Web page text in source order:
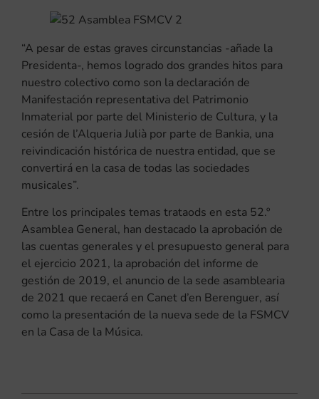
“A pesar de estas graves circunstancias -añade la
Presidenta-, hemos logrado dos grandes hitos para
nuestro colectivo como son la declaración de
Manifestación representativa del Patrimonio
Inmaterial por parte del Ministerio de Cultura, y la
cesión de l’Alqueria Julià por parte de Bankia, una
reivindicación histórica de nuestra entidad, que se
convertirá en la casa de todas las sociedades
musicales”.
Entre los principales temas trataods en esta 52.º
Asamblea General, han destacado la aprobación de
las cuentas generales y el presupuesto general para
el ejercicio 2021, la aprobación del informe de
gestión de 2019, el anuncio de la sede asamblearia
de 2021 que recaerá en Canet d’en Berenguer, así
como la presentación de la nueva sede de la FSMCV
en la Casa de la Música.